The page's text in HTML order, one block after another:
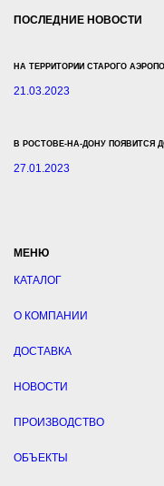
ПОСЛЕДНИЕ НОВОСТИ
21.03.2023
27.01.2023
МЕНЮ
КАТАЛОГ
О КОМПАНИИ
ДОСТАВКА
НОВОСТИ
ПРОИЗВОДСТВО
ОБЪЕКТЫ